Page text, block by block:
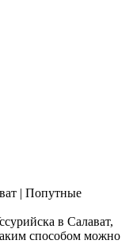
| Попутные
в Салават,
способом можно